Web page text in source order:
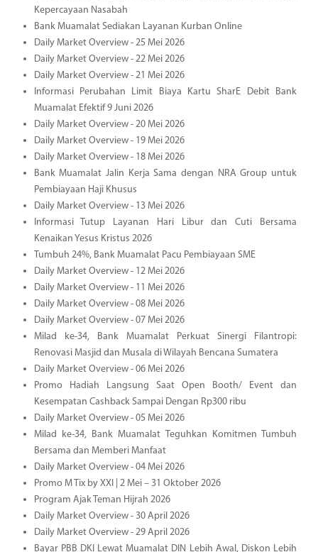
Kepercayaan Nasabah
Bank Muamalat Sediakan Layanan Kurban Online
Daily Market Overview - 25 Mei 2026
Daily Market Overview - 22 Mei 2026
Daily Market Overview - 21 Mei 2026
Informasi Perubahan Limit Biaya Kartu SharE Debit Bank
Muamalat Efektif 9 Juni 2026
Daily Market Overview - 20 Mei 2026
Daily Market Overview - 19 Mei 2026
Daily Market Overview - 18 Mei 2026
Bank Muamalat Jalin Kerja Sama dengan NRA Group untuk
Pembiayaan Haji Khusus
Daily Market Overview - 13 Mei 2026
Informasi Tutup Layanan Hari Libur dan Cuti Bersama
Kenaikan Yesus Kristus 2026
Tumbuh 24%, Bank Muamalat Pacu Pembiayaan SME
Daily Market Overview - 12 Mei 2026
Daily Market Overview - 11 Mei 2026
Daily Market Overview - 08 Mei 2026
Daily Market Overview - 07 Mei 2026
Milad ke-34, Bank Muamalat Perkuat Sinergi Filantropi:
Renovasi Masjid dan Musala di Wilayah Bencana Sumatera
Daily Market Overview - 06 Mei 2026
Promo Hadiah Langsung Saat Open Booth/ Event dan
Kesempatan Cashback Sampai Dengan Rp300 ribu
Daily Market Overview - 05 Mei 2026
Milad ke-34, Bank Muamalat Teguhkan Komitmen Tumbuh
Bersama dan Memberi Manfaat
Daily Market Overview - 04 Mei 2026
Promo M Tix by XXI | 2 Mei – 31 Oktober 2026
Program Ajak Teman Hijrah 2026
Daily Market Overview - 30 April 2026
Daily Market Overview - 29 April 2026
Bayar PBB DKI Lewat Muamalat DIN Lebih Awal, Diskon Lebih